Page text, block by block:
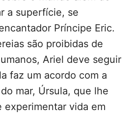
a superfície, se
Príncipe Eric.
são proibidas de
Ariel deve seguir
faz um acordo com a
mar, Úrsula, que lhe
experimentar vida em